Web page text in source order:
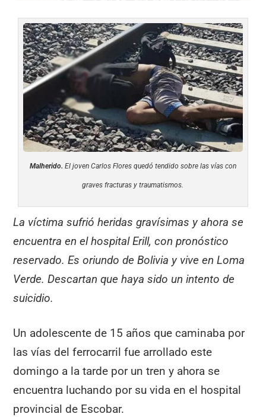
Malherido. El joven Carlos Flores quedó tendido sobre las vías con
graves fracturas y traumatismos.
La víctima sufrió heridas gravísimas y ahora se
encuentra en el hospital Erill, con pronóstico
reservado. Es oriundo de Bolivia y vive en Loma
Verde. Descartan que haya sido un intento de
suicidio.
Un adolescente de 15 años que caminaba por
las vías del ferrocarril fue arrollado este
domingo a la tarde por un tren y ahora se
encuentra luchando por su vida en el hospital
provincial de Escobar.